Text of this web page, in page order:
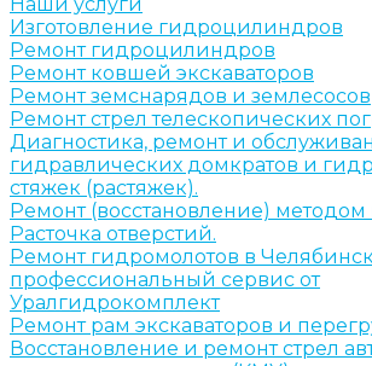
Изготовление гидроцилиндров
Ремонт гидроцилиндров
Ремонт ковшей экскаваторов
Ремонт земснарядов и землесосов
Ремонт стрел телескопических
Диагностика, ремонт и
гидравлических домкратов и
стяжек (растяжек).
Ремонт (восстановление) методом
Расточка отверстий.
Ремонт гидромолотов в
профессиональный сервис от
Уралгидрокомплект
Ремонт рам экскаваторов и
Восстановление и ремонт стрел